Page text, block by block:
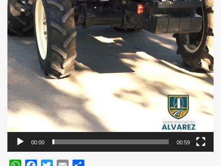
00:00 00:59